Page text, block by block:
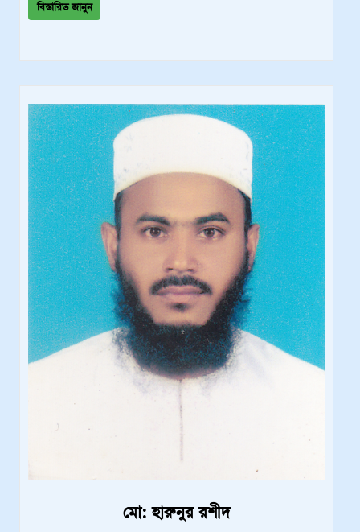
বিস্তারিত জানুন
মো: হারুনুর রশীদ